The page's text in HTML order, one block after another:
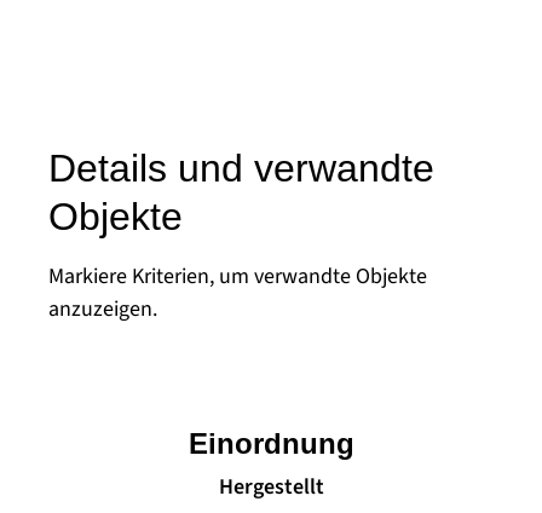
Details und verwandte
Objekte
Markiere Kriterien, um verwandte Objekte
anzuzeigen.
Hergestellt
Einordnung